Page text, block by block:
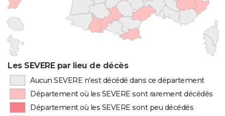
Les SEVERE par lieu de décès
Aucun SEVERE n'est décédé dans ce département
Département où les SEVERE sont rarement décédés
Département où les SEVERE sont peu décédés